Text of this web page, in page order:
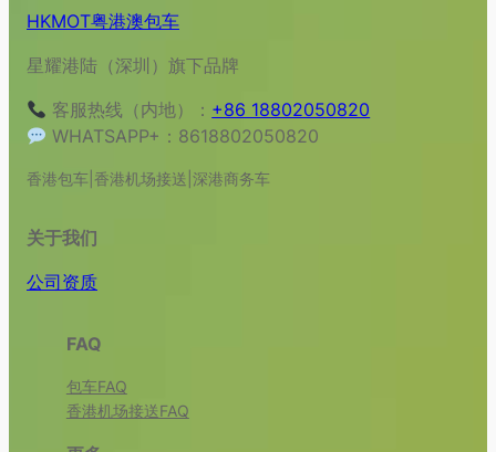
HKMOT粤港澳包车
星耀港陆（深圳）旗下品牌
客服热线（内地）： +86 18802050820
WHATSAPP+：8618802050820
香港包车|香港机场接送|深港商务车
关于我们
公司资质
FAQ
包车FAQ
香港机场接送FAQ